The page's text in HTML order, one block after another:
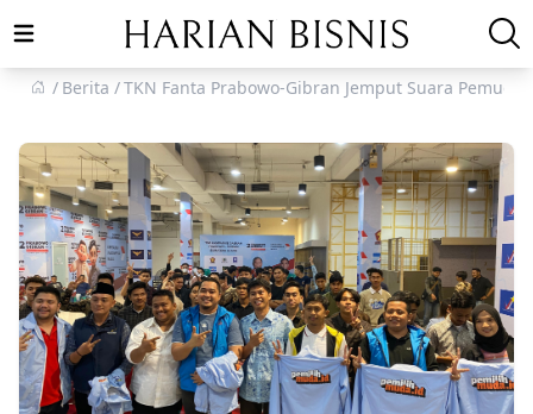
Open main menu
Berita
TKN Fanta Prabowo-Gibran Jemput Suara Pemuda